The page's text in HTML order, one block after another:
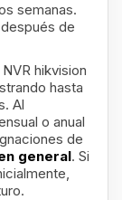
semanas.
de
hikvision
hasta
Al
o anual
de
general. Si